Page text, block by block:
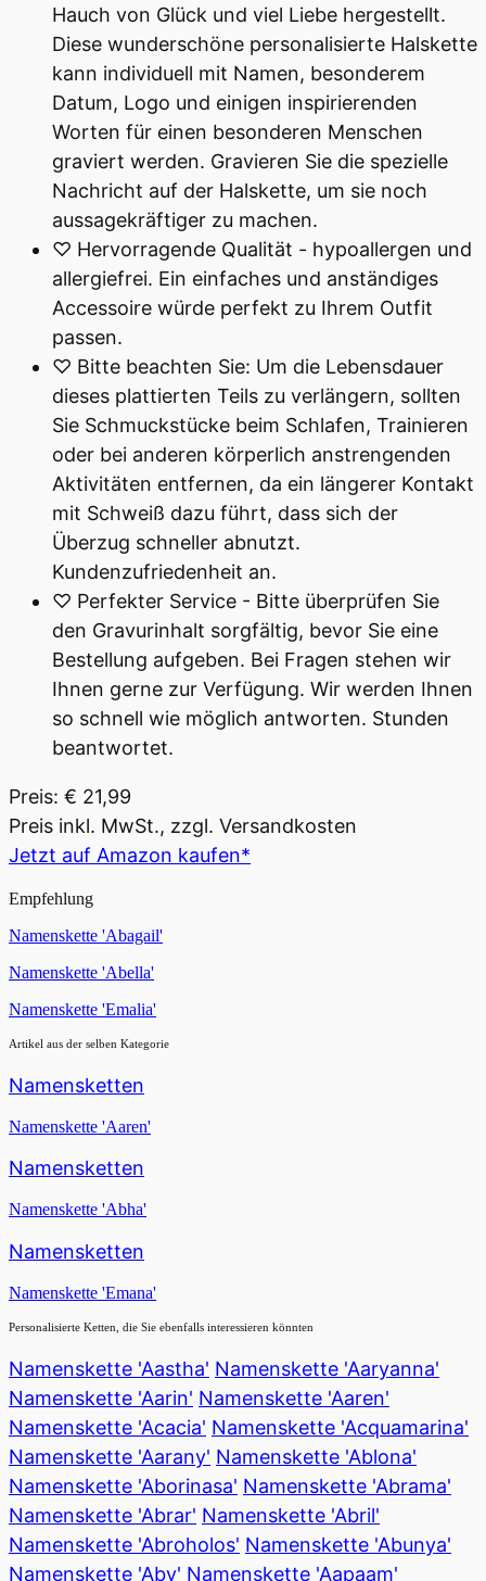
Hauch von Glück und viel Liebe hergestellt.
Diese wunderschöne personalisierte Halskette
kann individuell mit Namen, besonderem
Datum, Logo und einigen inspirierenden
Worten für einen besonderen Menschen
graviert werden. Gravieren Sie die spezielle
Nachricht auf der Halskette, um sie noch
aussagekräftiger zu machen.
♡ Hervorragende Qualität - hypoallergen und
allergiefrei. Ein einfaches und anständiges
Accessoire würde perfekt zu Ihrem Outfit
passen.
♡ Bitte beachten Sie: Um die Lebensdauer
dieses plattierten Teils zu verlängern, sollten
Sie Schmuckstücke beim Schlafen, Trainieren
oder bei anderen körperlich anstrengenden
Aktivitäten entfernen, da ein längerer Kontakt
mit Schweiß dazu führt, dass sich der
Überzug schneller abnutzt.
Kundenzufriedenheit an.
♡ Perfekter Service - Bitte überprüfen Sie
den Gravurinhalt sorgfältig, bevor Sie eine
Bestellung aufgeben. Bei Fragen stehen wir
Ihnen gerne zur Verfügung. Wir werden Ihnen
so schnell wie möglich antworten. Stunden
beantwortet.
Preis: € 21,99
Preis inkl. MwSt., zzgl. Versandkosten
Jetzt auf Amazon kaufen*
Empfehlung
Namenskette 'Abagail'
Namenskette 'Abella'
Namenskette 'Emalia'
Artikel aus der selben Kategorie
Namensketten
Namenskette 'Aaren'
Namensketten
Namenskette 'Abha'
Namensketten
Namenskette 'Emana'
Personalisierte Ketten, die Sie ebenfalls interessieren könnten
Namenskette 'Aastha' Namenskette 'Aaryanna'
Namenskette 'Aarin' Namenskette 'Aaren'
Namenskette 'Acacia' Namenskette 'Acquamarina'
Namenskette 'Aarany' Namenskette 'Ablona'
Namenskette 'Aborinasa' Namenskette 'Abrama'
Namenskette 'Abrar' Namenskette 'Abril'
Namenskette 'Abroholos' Namenskette 'Abunya'
Namenskette 'Aby' Namenskette 'Aapaam'